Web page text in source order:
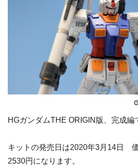
HGガンダムTHE ORIGIN版、完成編
キットの発売日は2020年3月14日
2530円になります。